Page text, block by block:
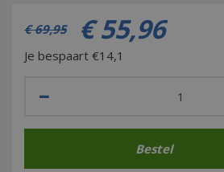
€ 69,95 € 55,96
Je bespaart €14,1